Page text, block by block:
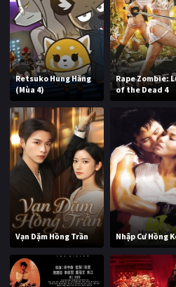
Retsuko Hung Hăng
(Mùa 4)
Rape Zombie:
of the Dead 4
Vạn Dặm Hồng Trần Nhập Cư Hồng